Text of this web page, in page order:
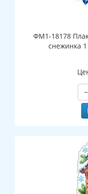
ФМ1-18178
снежинка
−